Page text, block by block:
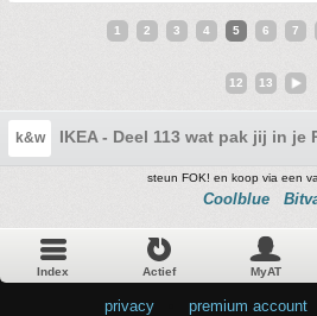
1 2 3 4 5 6 7
12 13
k&w IKEA - Deel 113 wat pak jij in je
steun FOK! en koop via een
Coolblue
Index Actief MyAT
privacy premium account